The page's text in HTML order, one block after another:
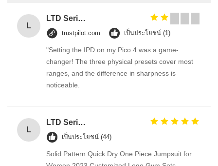
L
LTD Series Hoist for Suspended Platform/Cradle/Gondola
trustpilot.com เป็นประโยชน์ (1)
"Setting the IPD on my Pico 4 was a game-
changer! The three physical presets cover most
ranges, and the difference in sharpness is
noticeable.
L
LTD Series Hoist for Suspended Platform/Cradle/Gondola
เป็นประโยชน์ (44)
Solid Pattern Quick Dry One Piece Jumpsuit for